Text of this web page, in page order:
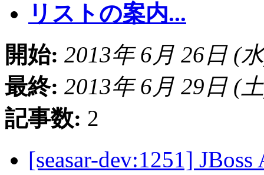
リストの案内...
開始: 2013年 6月 26日 (
最終: 2013年 6月 29日 (
記事数: 2
[seasar-dev:1251]